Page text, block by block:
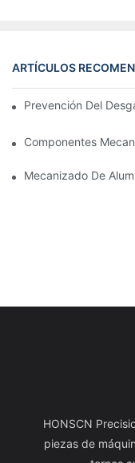
ARTÍCULOS
Prevención Del
Componentes
Mecanizado De
HONSCN
piezas de